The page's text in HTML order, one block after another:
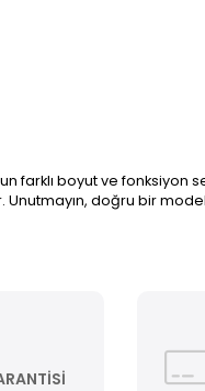
farklı boyut ve
doğru bir